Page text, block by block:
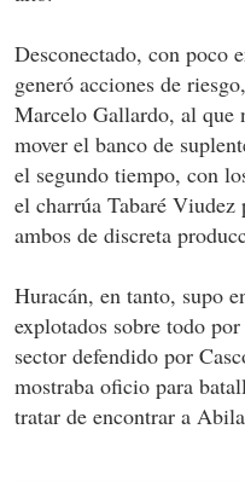
Desconectado, con poco
generó acciones de
Marcelo Gallardo, al que
mover el banco de
el segundo tiempo, con
el charrúa Tabaré
ambos de discreta
Huracán, en tanto, supo
explotados sobre todo
sector defendido por
mostraba oficio para
tratar de encontrar a